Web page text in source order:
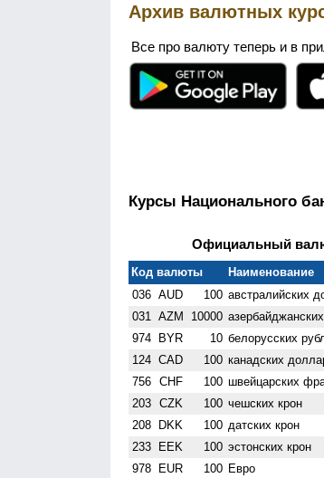
Архив валютных
Все про валюту теперь и в
Курсы Национального
Официальный
Код валюты Наименование
036 AUD 100 австралийских
031 AZM 10000
974 BYR 10 белорусских
124 CAD 100 канадских
756 CHF 100 швейцарских
203 CZK 100 чешских крон
208 DKK 100 датских крон
233 EEK 100 эстонских крон
978 EUR 100 Евро